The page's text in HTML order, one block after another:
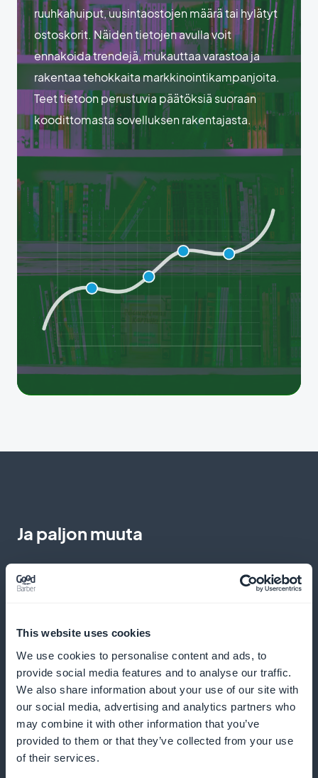
This website uses cookies
We use cookies to personalise content and ads, to
provide social media features and to analyse our traffic.
We also share information about your use of our site with
our social media, advertising and analytics partners who
may combine it with other information that you’ve
provided to them or that they’ve collected from your use
of their services.
ruuhkahuiput, uusintaostojen määrä tai hylätyt
ostoskorit. Näiden tietojen avulla voit
ennakoida trendejä, mukauttaa varastoa ja
rakentaa tehokkaita markkinointikampanjoita.
Teet tietoon perustuvia päätöksiä suoraan
koodittomasta sovelluksen rakentajasta.
Ja paljon muuta
Pikaostos yhdellä napsautuksella
Anna asiakkaidesi tilata kirja suoraan kortilta tai
listalta